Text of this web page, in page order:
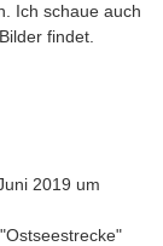
Ich schaue auch
findet.
2019 um